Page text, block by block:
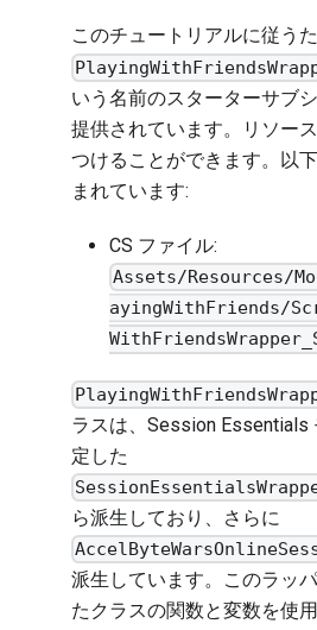
このチュートリアルに従うた
いう名前のスターターサブ
提供されています。
リソース
つけることができます。以
まれています:
CS ファイル:
Assets/Resources/
ayingWithFriends/
ラスは、 Session Essentials
定した
ら派生しており、さらに
派生しています。このラッ
たクラスの関数と変数を使用